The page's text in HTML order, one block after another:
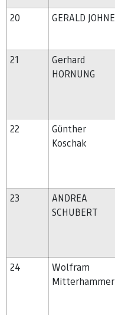
20 GERALD JOHNE
21
Gerhard
HORNUNG
22
Günther
Koschak
23
ANDREA
SCHUBERT
24
Wolfram
Mitterhammer